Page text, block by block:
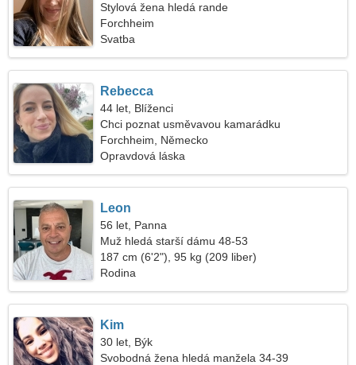
Stylová žena hledá rande
Forchheim
Svatba
Rebecca
44 let, Blíženci
Chci poznat usměvavou kamarádku
Forchheim, Německo
Opravdová láska
Leon
56 let, Panna
Muž hledá starší dámu 48-53
187 cm (6'2"), 95 kg (209 liber)
Rodina
Kim
30 let, Býk
Svobodná žena hledá manžela 34-39